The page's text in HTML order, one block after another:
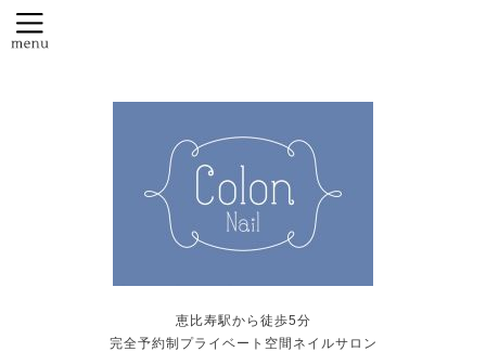
恵比寿駅から徒歩5分
完全予約制プライベート空間ネイルサロン